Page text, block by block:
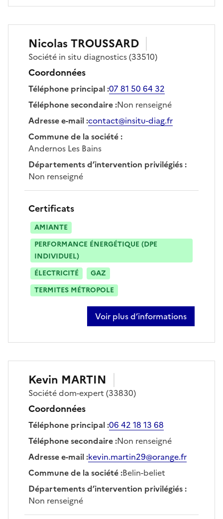
Nicolas TROUSSARD
Société in situ diagnostics(33510)
Coordonnées
Téléphone principal:07 81 50 64 32
Téléphone secondaire:Non renseigné
Adresse e-mail:contact@insitu-diag.fr
Commune de la société:
Andernos Les Bains
Départements d’intervention privilégiés:
Non renseigné
Certificats
AMIANTE
PERFORMANCE ÉNERGÉTIQUE (DPE
INDIVIDUEL)
ÉLECTRICITÉ
GAZ
TERMITES MÉTROPOLE
Voir plus d’informations
sur nicolas troussard
Kevin MARTIN
Sociétédom-expert (33830)
Coordonnées
Téléphone principal:06 42 18 13 68
Téléphone secondaire:Non renseigné
Adresse e-mail:kevin.martin29@orange.fr
Commune de la société:Belin-beliet
Départements d’intervention privilégiés:
Non renseigné